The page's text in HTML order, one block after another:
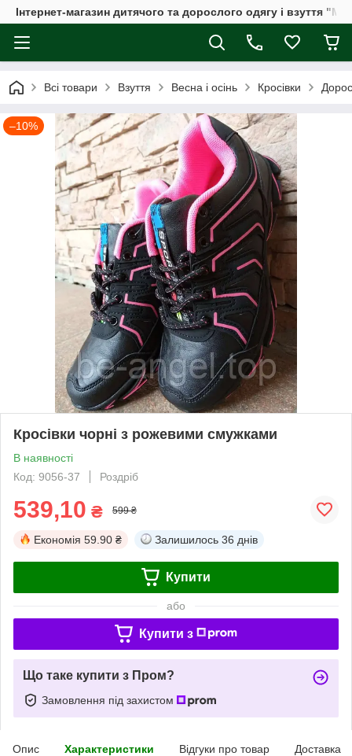
Інтернет-магазин дитячого та дорослого одягу і взуття
Всі товари Взуття Весна і осінь Кросівки
–10%
Кросівки чорні з рожевими смужками
В наявності
Код: 9056-37
Роздріб
539,10 ₴ 599 ₴
Економія 59.90 ₴ Залишилось 36 днів
Купити
або
Купити з
Що таке купити з Пром?
Замовлення під захистом
Опис Характеристики Відгуки про товар Доставка